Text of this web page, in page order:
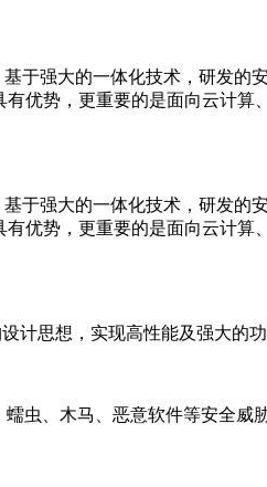
于强大的一体化技术，研发
优势，更重要的是面向云计算
于强大的一体化技术，研发
优势，更重要的是面向云计
计思想，实现高性能及强大的
虫、木马、恶意软件等安全威